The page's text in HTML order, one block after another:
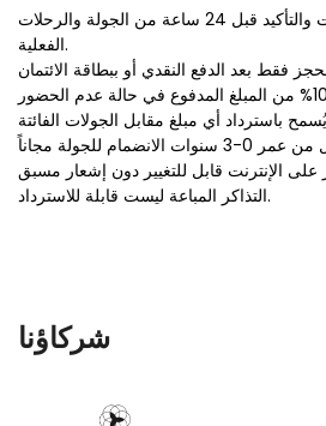
يجب إجراء الحجوزات والتأكيد قبل 24 ساعة من الجولة والرحلات
الفعلية.
التذاكر المباعة ليست قابلة للاسترداد.
شركاؤنا